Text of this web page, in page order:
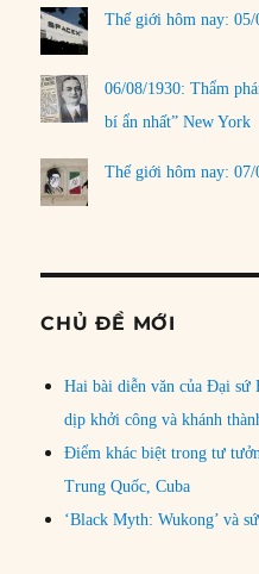
Thế giới hôm nay: 05/
06/08/1930: Thẩm
bí ẩn nhất” New York
Thế giới hôm nay: 07/
CHỦ ĐỀ MỚI
Hai bài diễn văn của Đại
dịp khởi công và khánh
Điểm khác biệt trong tư
Trung Quốc, Cuba
‘Black Myth: Wukong’ và